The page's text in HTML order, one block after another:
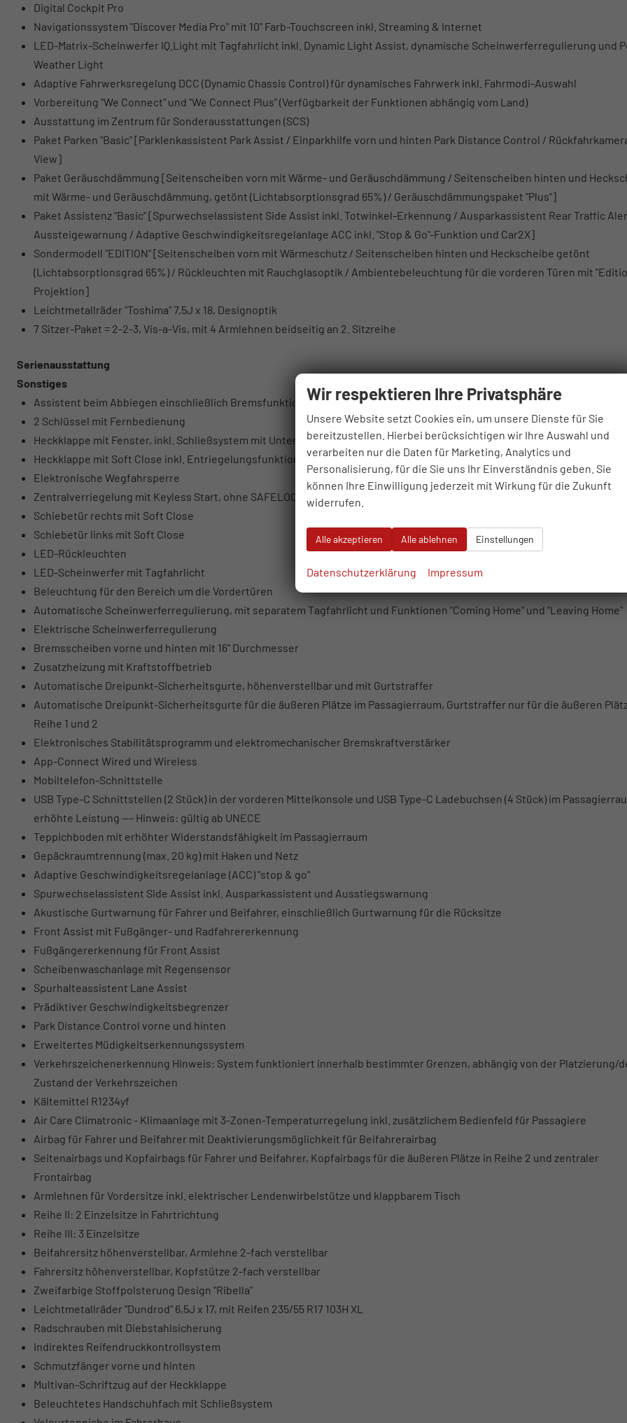
Digital Cockpit Pro
Navigationssystem "Discover Media Pro" mit 10" Farb-Touchscreen inkl. Streaming & Internet
LED-Matrix-Scheinwerfer IQ.Light mit Tagfahrlicht inkl. Dynamic Light Assist, dynamische Scheinwerferregulierung und
Weather Light
Adaptive Fahrwerksregelung DCC (Dynamic Chassis Control) für dynamisches Fahrwerk inkl. Fahrmodi-Auswahl
Vorbereitung "We Connect" und "We Connect Plus" (Verfügbarkeit der Funktionen abhängig vom Land)
Ausstattung im Zentrum für Sonderausstattungen (SCS)
Paket Parken "Basic" [Parklenkassistent Park Assist / Einparkhilfe vorn und hinten Park Distance Control /
View]
Paket Geräuschdämmung [Seitenscheiben vorn mit Wärme- und Geräuschdämmung / Seitenscheiben hinten und
mit Wärme- und Geräuschdämmung, getönt (Lichtabsorptionsgrad 65%) / Geräuschdämmungspaket "Plus"]
Paket Assistenz "Basic" [Spurwechselassistent Side Assist inkl. Totwinkel-Erkennung / Ausparkassistent Rear Traffic
Aussteigewarnung / Adaptive Geschwindigkeitsregelanlage ACC inkl. "Stop & Go"-Funktion und Car2X]
Sondermodell "EDITION" [Seitenscheiben vorn mit Wärmeschutz / Seitenscheiben hinten und Heckscheibe getönt
(Lichtabsorptionsgrad 65%) / Rückleuchten mit Rauchglasoptik / Ambientebeleuchtung für die vorderen Türen mit
Projektion]
Leichtmetallräder "Toshima" 7,5J x 18, Designoptik
7 Sitzer-Paket = 2-2-3, Vis-a-Vis, mit 4 Armlehnen beidseitig an 2. Sitzreihe
Serienausstattung
Sonstiges
Assistent beim Abbiegen einschließlich Bremsfunktion bei Erkennung von entgegenkommenden Fahrzeugen in Kurven
2 Schlüssel mit Fernbedienung
Heckklappe mit Fenster, inkl. Schließsystem mit Unterstützung
Heckklappe mit Soft Close inkl. Entriegelungsfunktion von innen
Elektronische Wegfahrsperre
Zentralverriegelung mit Keyless Start, ohne SAFELOCK
Schiebetür rechts mit Soft Close
Schiebetür links mit Soft Close
LED-Rückleuchten
LED-Scheinwerfer mit Tagfahrlicht
Beleuchtung für den Bereich um die Vordertüren
Automatische Scheinwerferregulierung, mit separatem Tagfahrlicht und Funktionen "Coming Home" und "Leaving Home"
Elektrische Scheinwerferregulierung
Bremsscheiben vorne und hinten mit 16" Durchmesser
Zusatzheizung mit Kraftstoffbetrieb
Automatische Dreipunkt-Sicherheitsgurte, höhenverstellbar und mit Gurtstraffer
Automatische Dreipunkt-Sicherheitsgurte für die äußeren Plätze im Passagierraum, Gurtstraffer nur für die äußeren
Reihe 1 und 2
Elektronisches Stabilitätsprogramm und elektromechanischer Bremskraftverstärker
App-Connect Wired und Wireless
Mobiltelefon-Schnittstelle
USB Type-C Schnittstellen (2 Stück) in der vorderen Mittelkonsole und USB Type-C Ladebuchsen (4 Stück) im
erhöhte Leistung --- Hinweis: gültig ab UNECE
Teppichboden mit erhöhter Widerstandsfähigkeit im Passagierraum
Gepäckraumtrennung (max. 20 kg) mit Haken und Netz
Adaptive Geschwindigkeitsregelanlage (ACC) "stop & go"
Spurwechselassistent Side Assist inkl. Ausparkassistent und Ausstiegswarnung
Akustische Gurtwarnung für Fahrer und Beifahrer, einschließlich Gurtwarnung für die Rücksitze
Front Assist mit Fußgänger- und Radfahrererkennung
Fußgängererkennung für Front Assist
Scheibenwaschanlage mit Regensensor
Spurhalteassistent Lane Assist
Prädiktiver Geschwindigkeitsbegrenzer
Park Distance Control vorne und hinten
Erweitertes Müdigkeitserkennungssystem
Verkehrszeichenerkennung Hinweis: System funktioniert innerhalb bestimmter Grenzen, abhängig von der Platzierung/
Zustand der Verkehrszeichen
Kältemittel R1234yf
Air Care Climatronic - Klimaanlage mit 3-Zonen-Temperaturregelung inkl. zusätzlichem Bedienfeld für Passagiere
Airbag für Fahrer und Beifahrer mit Deaktivierungsmöglichkeit für Beifahrerairbag
Seitenairbags und Kopfairbags für Fahrer und Beifahrer, Kopfairbags für die äußeren Plätze in Reihe 2 und zentraler
Frontairbag
Armlehnen für Vordersitze inkl. elektrischer Lendenwirbelstütze und klappbarem Tisch
Reihe II: 2 Einzelsitze in Fahrtrichtung
Reihe III: 3 Einzelsitze
Beifahrersitz höhenverstellbar, Armlehne 2-fach verstellbar
Fahrersitz höhenverstellbar, Kopfstütze 2-fach verstellbar
Zweifarbige Stoffpolsterung Design "Ribella"
Leichtmetallräder "Dundrod" 6,5J x 17, mit Reifen 235/55 R17 103H XL
Radschrauben mit Diebstahlsicherung
Indirektes Reifendruckkontrollsystem
Schmutzfänger vorne und hinten
Multivan-Schriftzug auf der Heckklappe
Beleuchtetes Handschuhfach mit Schließsystem
Wir respektieren Ihre Privatsphäre
Unsere Website setzt Cookies ein, um unsere Dienste für Sie
bereitzustellen. Hierbei berücksichtigen wir Ihre Auswahl und
verarbeiten nur die Daten für Marketing, Analytics und
Personalisierung, für die Sie uns Ihr Einverständnis geben. Sie
können Ihre Einwilligung jederzeit mit Wirkung für die Zukunft
widerrufen.
Alle akzeptieren Alle ablehnen Einstellungen
Datenschutzerklärung Impressum